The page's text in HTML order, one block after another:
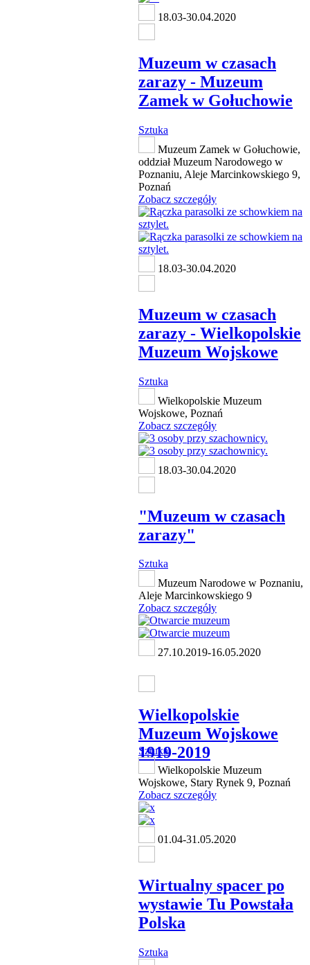
18.03-30.04.2020
Muzeum w czasach
zarazy - Muzeum
Zamek w Gołuchowie
Sztuka
Muzeum Zamek w Gołuchowie,
oddział Muzeum Narodowego w
Poznaniu, Aleje Marcinkowskiego 9,
Poznań
Zobacz szczegóły
18.03-30.04.2020
Muzeum w czasach
zarazy - Wielkopolskie
Muzeum Wojskowe
Sztuka
Wielkopolskie Muzeum
Wojskowe, Poznań
Zobacz szczegóły
18.03-30.04.2020
"Muzeum w czasach
zarazy"
Sztuka
Muzeum Narodowe w Poznaniu,
Aleje Marcinkowskiego 9
Zobacz szczegóły
27.10.2019-16.05.2020
Wielkopolskie
Muzeum Wojskowe
1919-2019
Sztuka
Wielkopolskie Muzeum
Wojskowe, Stary Rynek 9, Poznań
Zobacz szczegóły
01.04-31.05.2020
Wirtualny spacer po
wystawie Tu Powstała
Polska
Sztuka